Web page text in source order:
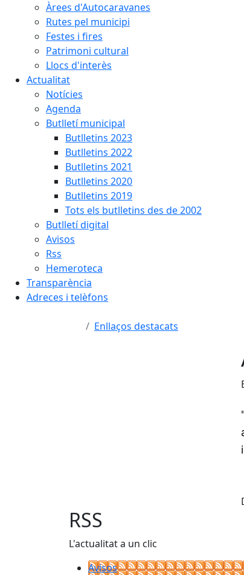
Àrees d'Autocaravanes
Rutes pel municipi
Festes i fires
Patrimoni cultural
Llocs d'interès
Actualitat
Notícies
Agenda
Butlletí municipal
Butlletins 2023
Butlletins 2022
Butlletins 2021
Butlletins 2020
Butlletins 2019
Tots els butlletins des de 2002
Butlletí digital
Avisos
Rss
Hemeroteca
Transparència
Adreces i telèfons
Enllaços destacats
RSS
L'actualitat a un clic
Avisos